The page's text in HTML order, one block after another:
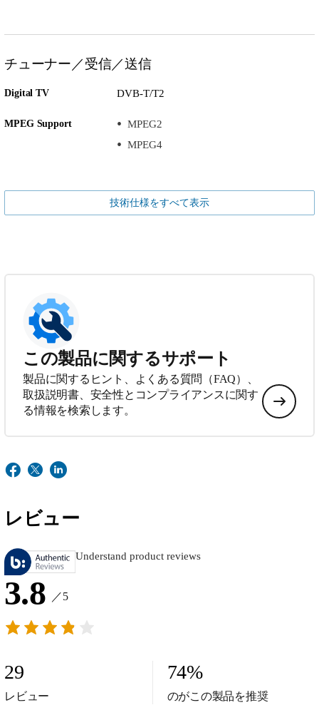
チューナー／受信／送信
Digital TV DVB-T/T2
MPEG Support
MPEG2
MPEG4
技術仕様をすべて表示
この製品に関するサポート
製品に関するヒント、よくある質問（FAQ）、
取扱説明書、安全性とコンプライアンスに関す
る情報を検索します。
レビュー
Understand product reviews
3.8 ／5
29
レビュー
74%
のがこの製品を推奨